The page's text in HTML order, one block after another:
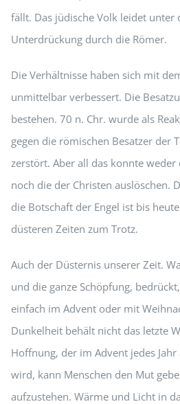
fällt. Das jüdische Volk leidet unter
Unterdrückung durch die Römer.
Die Verhältnisse haben sich mit
unmittelbar verbessert. Die
bestehen. 70 n. Chr. wurde als
gegen die römischen Besatzer der
zerstört. Aber all das konnte weder
noch die der Christen auslöschen.
die Botschaft der Engel ist bis
düsteren Zeiten zum Trotz.
Auch der Düsternis unserer Zeit.
und die ganze Schöpfung,
einfach im Advent oder mit
Dunkelheit behält nicht das letzte
Hoffnung, der im Advent jedes Jahr
wird, kann Menschen den Mut
aufzustehen. Wärme und Licht in